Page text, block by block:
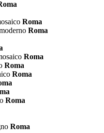
Roma
Roma
Roma
Roma
Roma
Roma
Roma